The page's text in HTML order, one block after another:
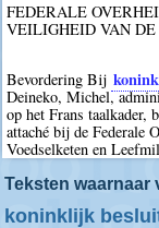
FEDERALE
VEILIGHEID VAN
Bevordering Bij
Deineko, Michel,
op het Frans taalkader,
attaché bij de Federale
Voedselketen en
Teksten waarnaar
koninklijk